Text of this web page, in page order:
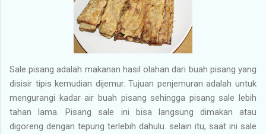
Sale pisang adalah makanan hasil olahan dari buah pisang yang
disisir tipis kemudian dijemur. Tujuan penjemuran adalah untuk
mengurangi kadar air buah pisang sehingga pisang sale lebih
tahan lama. Pisang sale ini bisa langsung dimakan atau
digoreng dengan tepung terlebih dahulu. selain itu, saat ini sale